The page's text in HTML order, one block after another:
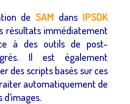
deSAM dans IPSDK
résultats immédiatement
à des outils de post-
Il est également
des scripts basés sur ces
automatiquement de